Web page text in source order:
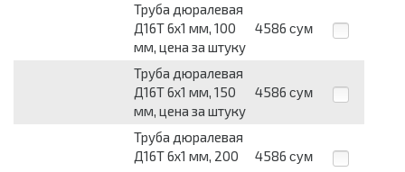
Труба дюралевая
Д16Т 6х1 мм, 100
мм, цена за штуку
4586 сум
Труба дюралевая
Д16Т 6х1 мм, 150
мм, цена за штуку
4586 сум
Труба дюралевая
Д16Т 6х1 мм, 200
4586 сум